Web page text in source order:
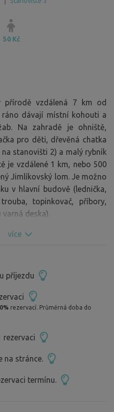
50 Kč
přírodě vzdálená 7 km od
dávají místní kohouti a
Na zahradě je ohniště,
pro děti, dřevěná chatka
stanovišti 2) a malý rybník
je vzdálené 1 km, nebo 500
Jimlíkovský lom. Je možno
v hlavní budově (lednička,
topinkovač, příbory,
deska).
- 6 km, Krušné hory - 15
vzdáleném Novorolském
lomu vzdáleném 500m. Vede
lázně, Boží dar (Ježíškova
páry i pro rodiny s dětmi.
více
příjezdu
rezervací. Průměrná doba do
rezervaci
na stránce.
termínu.